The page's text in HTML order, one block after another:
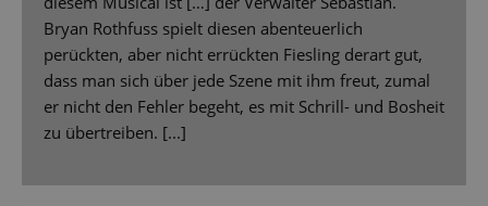
Bryan Rothfuss spielt diesen abenteuerlich
perückten, aber nicht errückten Fiesling derart gut,
dass man sich über jede Szene mit ihm freut, zumal
er nicht den Fehler begeht, es mit Schrill- und Bosheit
zu übertreiben. [...]